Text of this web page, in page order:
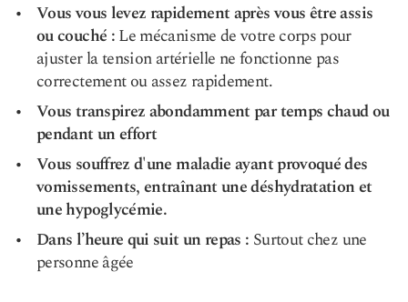
Vous vous levez rapidement après vous être assis
ou couché :Le mécanisme de votre corps pour
ajuster la tension artérielle ne fonctionne pas
correctement ou assez rapidement.
Vous transpirez abondamment par temps chaud ou
pendant un effort
Vous souffrez d'une maladie ayant provoqué des
vomissements, entraînant une déshydratation et
une hypoglycémie.
Dans l’heure qui suit un repas : Surtout chez une
personne âgée